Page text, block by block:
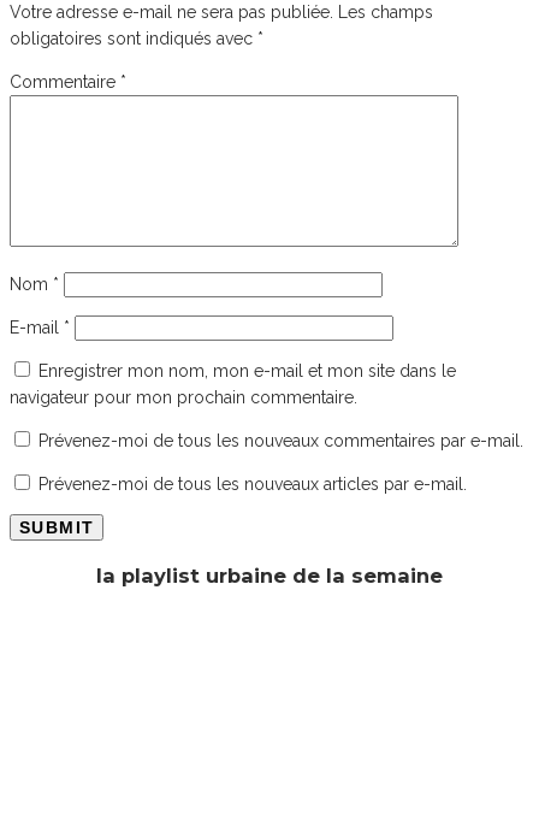
Votre adresse e-mail ne sera pas publiée.
Les champs
obligatoires sont indiqués avec *
Commentaire *
Nom *
E-mail *
Enregistrer mon nom, mon e-mail et mon site dans le
navigateur pour mon prochain commentaire.
Prévenez-moi de tous les nouveaux commentaires par e-mail.
Prévenez-moi de tous les nouveaux articles par e-mail.
la playlist urbaine de la semaine